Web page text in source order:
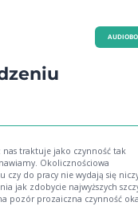
nas traktuje jako czynność tak
Okolicznościowa
czy do pracy nie wydają się
jak zdobycie najwyższych
pozór prozaiczna czynność